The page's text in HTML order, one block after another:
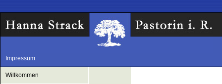
Impressum
Willkommen